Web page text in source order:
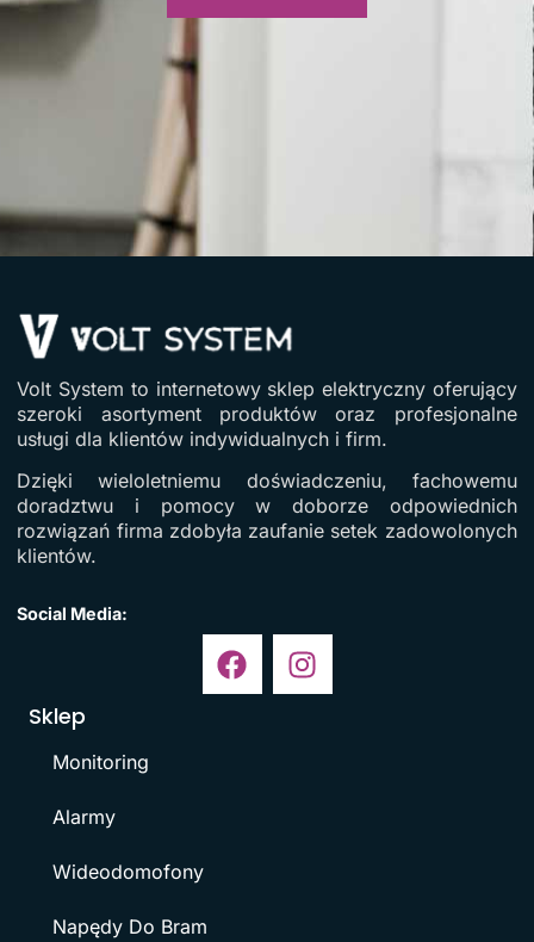
Volt System to internetowy sklep elektryczny oferujący
szeroki asortyment produktów oraz profesjonalne
usługi dla klientów indywidualnych i firm.
Dzięki wieloletniemu doświadczeniu, fachowemu
doradztwu i pomocy w doborze odpowiednich
rozwiązań firma zdobyła zaufanie setek zadowolonych
klientów.
Social Media:
Sklep
Monitoring
Alarmy
Wideodomofony
Napędy Do Bram